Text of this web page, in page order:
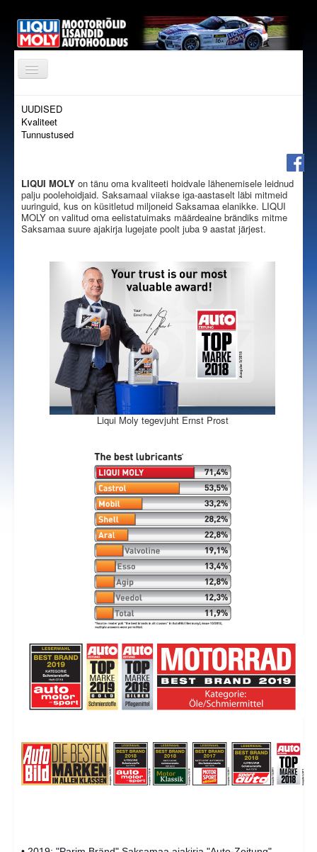
AVALEHT
TOOTED
KONTAKT
ÕLITABEL
UUDISED
Kvaliteet
Tunnustused
LIQUI MOLY on tänu oma kvaliteeti hoidvale lähenemisele leidnud
palju poolehoidjaid. Saksamaal viiakse iga-aastaselt läbi mitmeid
uuringuid, kus on küsitletud miljoneid Saksamaa elanikke. LIQUI
MOLY on valitud oma eelistatuimaks määrdeaine brändiks mitme
Saksamaa suure ajakirja lugejate poolt juba 9 aastat järjest.
Liqui Moly tegevjuht Ernst Prost